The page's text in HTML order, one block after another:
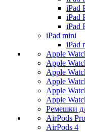
iPad
iPad
iPad
iPad mini
iPad
Apple
Apple
Apple
Apple
Apple
Apple
Ремешки
AirPods
AirPods 4